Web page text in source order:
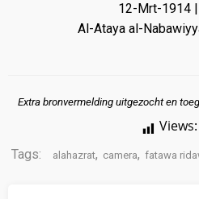
12-Mrt-1914
Al-Ataya al-
Extra bronvermelding uitgezocht en
Views:
Tags: alahazrat, camera, fatawa